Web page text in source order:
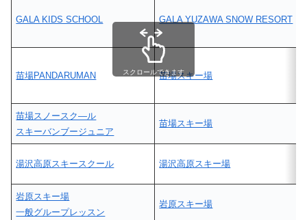
GALA KIDS SCHOOL GALA YUZAWA SNOW RESORT
苗場PANDARUMAN 苗場スキー場
苗場スノースク―ル
スキーバンブージュニア
苗場スキー場
湯沢高原スキースクール 湯沢高原スキー場
岩原スキー場
一般グループレッスン
岩原スキー場
スクロールできます